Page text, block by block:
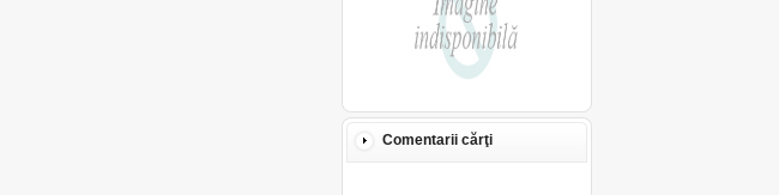
Comentarii cărţi